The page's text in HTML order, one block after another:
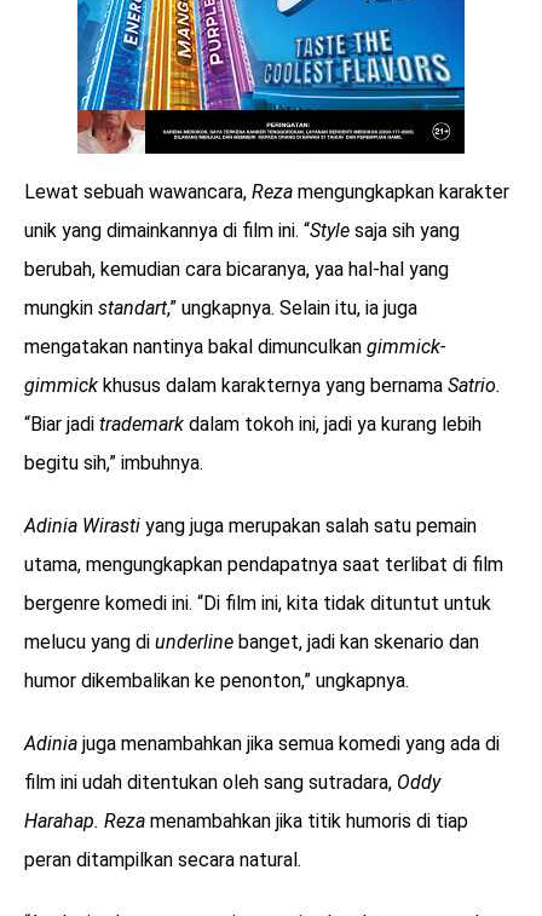
Lewat sebuah wawancara, Reza mengungkapkan karakter
unik yang dimainkannya di film ini. “Style saja sih yang
berubah, kemudian cara bicaranya, yaa hal-hal yang
mungkin standart,” ungkapnya. Selain itu, ia juga
mengatakan nantinya bakal dimunculkan gimmick-
gimmick khusus dalam karakternya yang bernama Satrio.
“Biar jadi trademark dalam tokoh ini, jadi ya kurang lebih
begitu sih,” imbuhnya.
Adinia Wirasti yang juga merupakan salah satu pemain
utama, mengungkapkan pendapatnya saat terlibat di film
bergenre komedi ini. “Di film ini, kita tidak dituntut untuk
melucu yang di underline banget, jadi kan skenario dan
humor dikembalikan ke penonton,” ungkapnya.
Adinia juga menambahkan jika semua komedi yang ada di
film ini udah ditentukan oleh sang sutradara, Oddy
Harahap. Reza menambahkan jika titik humoris di tiap
peran ditampilkan secara natural.